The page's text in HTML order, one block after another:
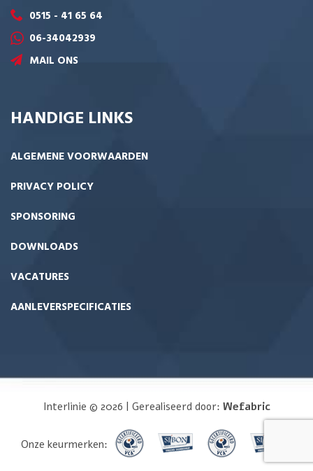
0515 - 41 65 64
06-34042939
MAIL ONS
HANDIGE LINKS
ALGEMENE VOORWAARDEN
PRIVACY POLICY
SPONSORING
DOWNLOADS
VACATURES
AANLEVERSPECIFICATIES
Interlinie © 2026 | Gerealiseerd door: Wefabric
Onze keurmerken: